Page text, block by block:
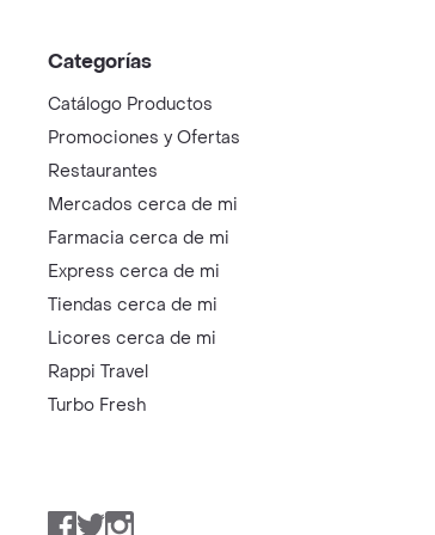
Categorías
Catálogo Productos
Promociones y Ofertas
Restaurantes
Mercados cerca de mi
Farmacia cerca de mi
Express cerca de mi
Tiendas cerca de mi
Licores cerca de mi
Rappi Travel
Turbo Fresh
Facebook
TwitterInstagram